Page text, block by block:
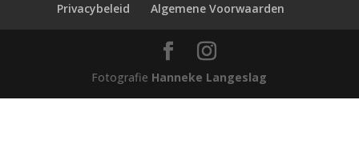
Privacybeleid
Algemene Voorwaarden
Fotografie Hanneke Langeslag